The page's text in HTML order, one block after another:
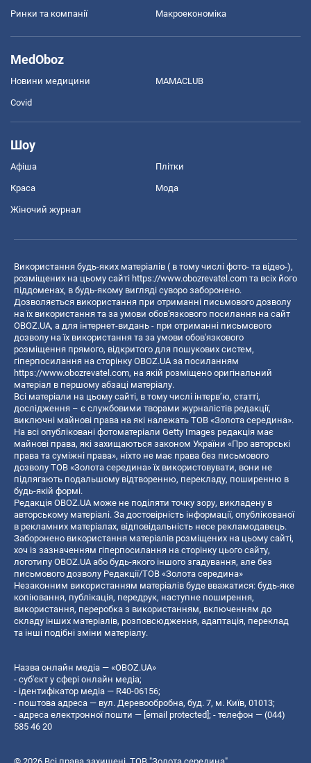
Ринки та компанії Макроекономіка
MedOboz
Новини медицини MAMACLUB
Covid
Шоу
Афіша Плітки
Краса Мода
Жіночий журнал
Використання будь-яких матеріалів ( в тому числі фото- та відео-),
розміщених на цьому сайті https://www.obozrevatel.com та всіх його
піддоменах, в будь-якому вигляді суворо заборонено.
Дозволяється використання при отриманні письмового дозволу
на їх використання та за умови обов'язкового посилання на сайт
OBOZ.UA, а для інтернет-видань - при отриманні письмового
дозволу на їх використання та за умови обов'язкового
розміщення прямого, відкритого для пошукових систем,
гіперпосилання на сторінку OBOZ.UA за посиланням
https://www.obozrevatel.com, на якій розміщено оригінальний
матеріал в першому абзаці матеріалу.
Всі матеріали на цьому сайті, в тому числі інтерв’ю, статті,
дослідження – є службовими творами журналістів редакції,
виключні майнові права на які належать ТОВ «Золота середина».
На всі опубліковані фотоматеріали Getty Images редакція має
майнові права, які захищаються законом України «Про авторські
права та суміжні права», ніхто не має права без письмового
дозволу ТОВ «Золота середина» їх використовувати, вони не
підлягають подальшому відтворенню, перекладу, поширенню в
будь-якій формі.
Редакція OBOZ.UA може не поділяти точку зору, викладену в
авторському матеріалі. За достовірність інформації, опублікованої
в рекламних матеріалах, відповідальність несе рекламодавець.
Заборонено використання матеріалів розміщених на цьому сайті,
хоч із зазначенням гіперпосилання на сторінку цього сайту,
логотипу OBOZ.UA або будь-якого іншого згадування, але без
письмового дозволу Редакції/ТОВ «Золота середина»
Незаконним використанням матеріалів буде вважатися: будь-яке
копiювання, публiкацiя, передрук, наступне поширення,
використання, переробка з використанням, включенням до
складу інших матеріалів, розповсюдження, адаптація, переклад
та інші подібні зміни матеріалу.
Назва онлайн медіа — «OBOZ.UA»
- суб'єкт у сфері онлайн медіа;
- ідентифікатор медіа — R40-06156;
- поштова адреса — вул. Деревообробна, буд. 7, м. Київ, 01013;
- адреса електронної пошти — [email protected]; - телефон — (044)
585 46 20